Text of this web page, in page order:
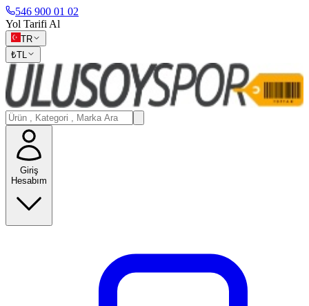
546 900 01 02
Yol Tarifi Al
TR
₺TL
Giriş
Hesabım